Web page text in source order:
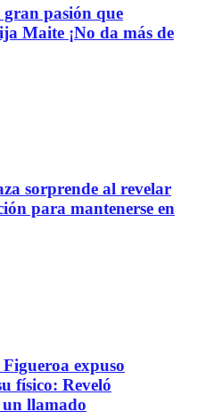
pasión que
Maite ¡No da más de
sorprende al revelar
para mantenerse en
expuso
físico: Reveló
llamado